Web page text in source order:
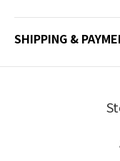
SHIPPING &